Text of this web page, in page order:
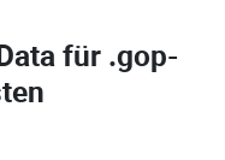
für .gop-